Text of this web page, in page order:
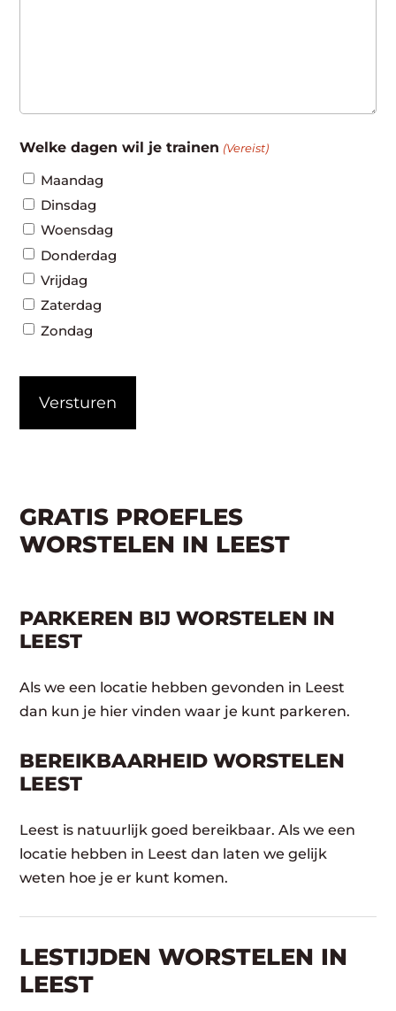
Welke dagen wil je trainen (Vereist)
Maandag
Dinsdag
Woensdag
Donderdag
Vrijdag
Zaterdag
Zondag
GRATIS PROEFLES
WORSTELEN IN LEEST
PARKEREN BIJ WORSTELEN IN
LEEST
Als we een locatie hebben gevonden in Leest
dan kun je hier vinden waar je kunt parkeren.
BEREIKBAARHEID WORSTELEN
LEEST
Leest is natuurlijk goed bereikbaar. Als we een
locatie hebben in Leest dan laten we gelijk
weten hoe je er kunt komen.
LESTIJDEN WORSTELEN IN
LEEST